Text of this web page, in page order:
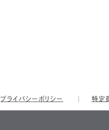
プライバシーポリシー 特定